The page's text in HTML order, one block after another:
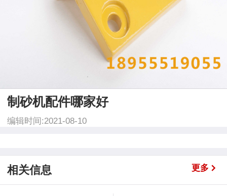
制砂机配件哪家好
编辑时间:2021-08-10
相关信息 更多